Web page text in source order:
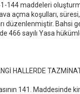
144 maddeleri
açma koşulları,
düzenlenmiştir. Bahsi
466 sayılı Yasa
HALLERDE
141. Maddesinde